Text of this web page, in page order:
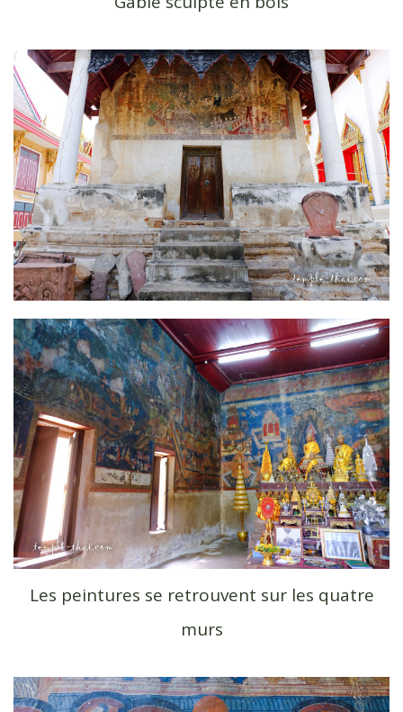
Les peintures se retrouvent sur les quatre
murs